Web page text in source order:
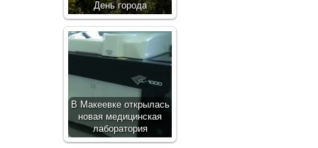
День города
В Макеевке открылась
новая медицинская
лаборатория